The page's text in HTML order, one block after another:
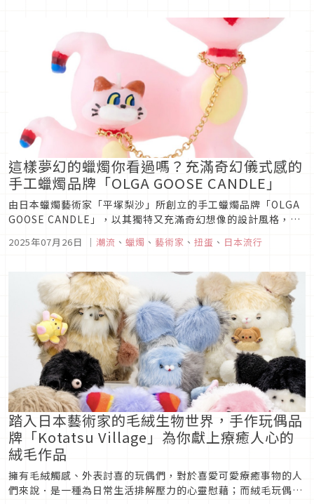
這樣夢幻的蠟燭你看過嗎？充滿奇幻儀式感的
手工蠟燭品牌「OLGA GOOSE CANDLE」
由日本蠟燭藝術家「平塚梨沙」所創立的手工蠟燭品牌「OLGA
GOOSE CANDLE」，以其獨特又充滿奇幻想像的設計風格，讓
人想要好好珍藏起來，本次文章就讓我們一起來欣賞這位藝術家
2025年07月26日 ｜ 潮流 、 蠟燭 、 藝術家 、 扭蛋 、 日本流行
踏入日本藝術家的毛絨生物世界，手作玩偶品
牌「Kotatsu Village」為你獻上療癒人心的
絨毛作品
擁有毛絨觸感、外表討喜的玩偶們，對於喜愛可愛療癒事物的人
們來說．是一種為日常生活排解壓力的心靈慰藉；而絨毛玩偶也